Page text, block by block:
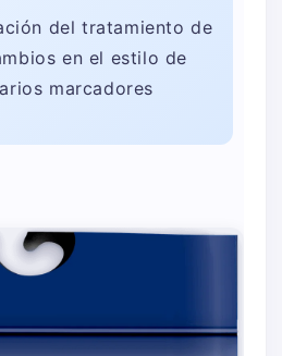
del tratamiento de
en el estilo de
marcadores